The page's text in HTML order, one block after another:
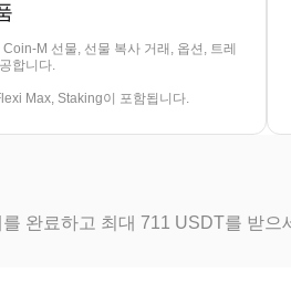
M 선물, 선물 복사 거래, 옵션, 트레
합니다.
Max, Staking이 포함됩니다.
완료하고 최대 711 USDT를 받으